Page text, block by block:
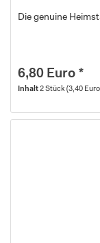
Die genuine
6,80 Euro *
Inhalt2 Stück(3,40